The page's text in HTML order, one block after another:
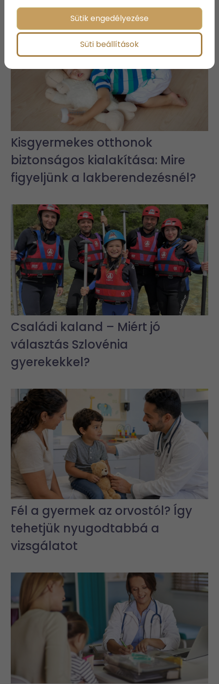
Kisgyermekes otthonok
biztonságos kialakítása: Mire
figyeljünk a lakberendezésnél?
Családi kaland – Miért jó
választás Szlovénia
gyerekekkel?
Fél a gyermek az orvostól? Így
tehetjük nyugodtabbá a
vizsgálatot
Sütik engedélyezése
Süti beállítások